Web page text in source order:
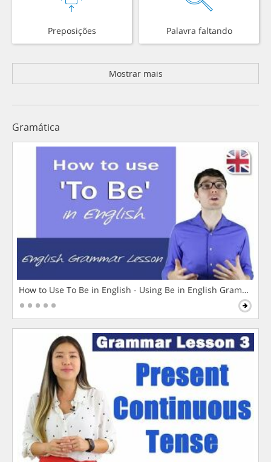
Preposições Palavra faltando
Mostrar mais
Gramática
How to Use To Be in English - Using Be in English Grammar